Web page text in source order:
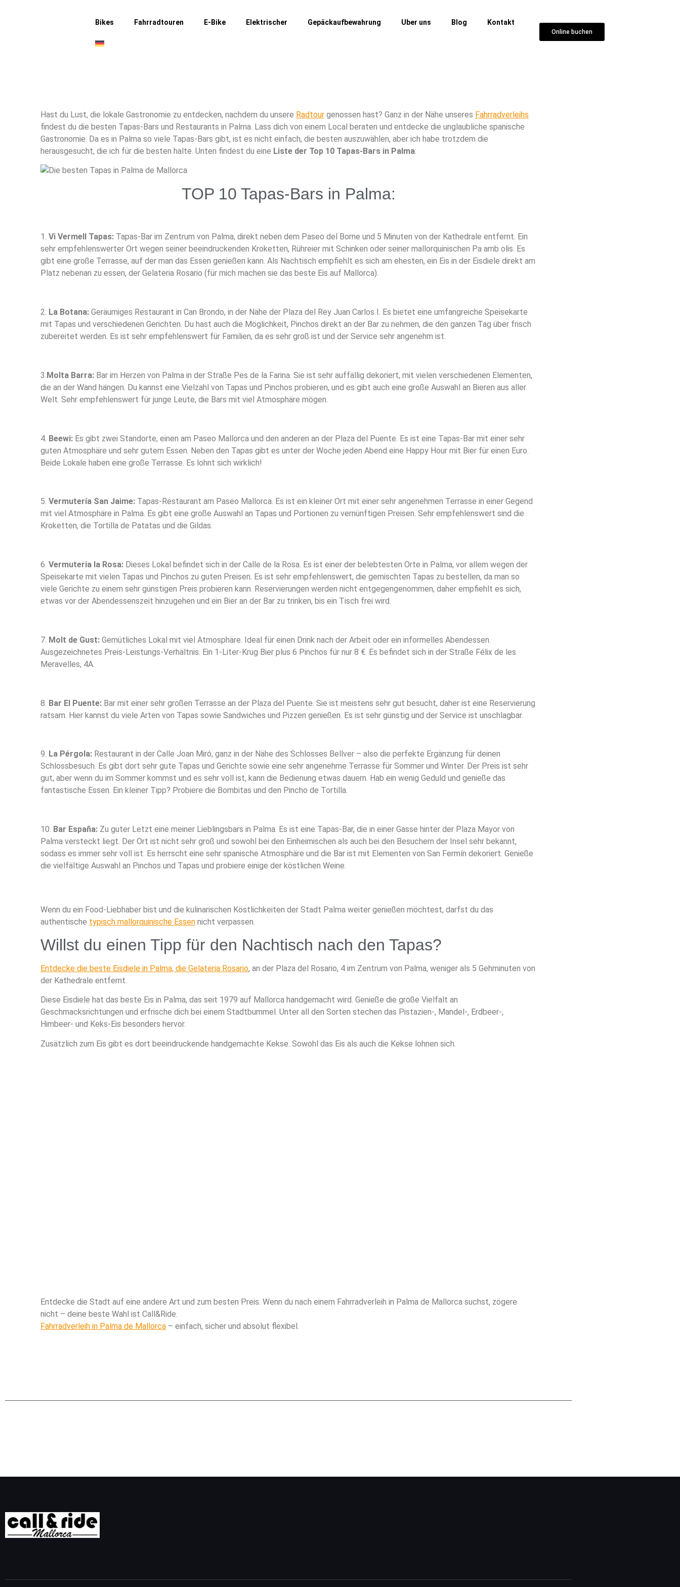
Bikes Fahrradtouren E-Bike Elektrischer Gepäckaufbewahrung Uber uns Blog Kontakt
Online buchen
Hast du Lust, die lokale Gastronomie zu entdecken, nachdem du unsere Radtour genossen hast? Ganz in der Nähe unseres Fahrradverleihs
findest du die besten Tapas-Bars und Restaurants in Palma. Lass dich von einem Local beraten und entdecke die unglaubliche spanische
Gastronomie. Da es in Palma so viele Tapas-Bars gibt, ist es nicht einfach, die besten auszuwählen, aber ich habe trotzdem die
herausgesucht, die ich für die besten halte. Unten findest du eine Liste der Top 10 Tapas-Bars in Palma:
TOP 10 Tapas-Bars in Palma:
1. Vi Vermell Tapas: Tapas-Bar im Zentrum von Palma, direkt neben dem Paseo del Borne und 5 Minuten von der Kathedrale entfernt. Ein
sehr empfehlenswerter Ort wegen seiner beeindruckenden Kroketten, Rühreier mit Schinken oder seiner mallorquinischen Pa amb olis. Es
gibt eine große Terrasse, auf der man das Essen genießen kann. Als Nachtisch empfiehlt es sich am ehesten, ein Eis in der Eisdiele direkt am
Platz nebenan zu essen, der Gelateria Rosario (für mich machen sie das beste Eis auf Mallorca).
2. La Botana: Geräumiges Restaurant in Can Brondo, in der Nähe der Plaza del Rey Juan Carlos I. Es bietet eine umfangreiche Speisekarte
mit Tapas und verschiedenen Gerichten. Du hast auch die Möglichkeit, Pinchos direkt an der Bar zu nehmen, die den ganzen Tag über frisch
zubereitet werden. Es ist sehr empfehlenswert für Familien, da es sehr groß ist und der Service sehr angenehm ist.
3. Molta Barra: Bar im Herzen von Palma in der Straße Pes de la Farina. Sie ist sehr auffällig dekoriert, mit vielen verschiedenen Elementen,
die an der Wand hängen. Du kannst eine Vielzahl von Tapas und Pinchos probieren, und es gibt auch eine große Auswahl an Bieren aus aller
Welt. Sehr empfehlenswert für junge Leute, die Bars mit viel Atmosphäre mögen.
4. Beewi: Es gibt zwei Standorte, einen am Paseo Mallorca und den anderen an der Plaza del Puente. Es ist eine Tapas-Bar mit einer sehr
guten Atmosphäre und sehr gutem Essen. Neben den Tapas gibt es unter der Woche jeden Abend eine Happy Hour mit Bier für einen Euro.
Beide Lokale haben eine große Terrasse. Es lohnt sich wirklich!
5. Vermutería San Jaime: Tapas-Restaurant am Paseo Mallorca. Es ist ein kleiner Ort mit einer sehr angenehmen Terrasse in einer Gegend
mit viel Atmosphäre in Palma. Es gibt eine große Auswahl an Tapas und Portionen zu vernünftigen Preisen. Sehr empfehlenswert sind die
Kroketten, die Tortilla de Patatas und die Gildas.
6. Vermuteria la Rosa: Dieses Lokal befindet sich in der Calle de la Rosa. Es ist einer der belebtesten Orte in Palma, vor allem wegen der
Speisekarte mit vielen Tapas und Pinchos zu guten Preisen. Es ist sehr empfehlenswert, die gemischten Tapas zu bestellen, da man so
viele Gerichte zu einem sehr günstigen Preis probieren kann. Reservierungen werden nicht entgegengenommen, daher empfiehlt es sich,
etwas vor der Abendessenszeit hinzugehen und ein Bier an der Bar zu trinken, bis ein Tisch frei wird.
7. Molt de Gust: Gemütliches Lokal mit viel Atmosphäre. Ideal für einen Drink nach der Arbeit oder ein informelles Abendessen.
Ausgezeichnetes Preis-Leistungs-Verhältnis. Ein 1-Liter-Krug Bier plus 6 Pinchos für nur 8 €. Es befindet sich in der Straße Félix de les
Meravelles, 4A.
8. Bar El Puente: Bar mit einer sehr großen Terrasse an der Plaza del Puente. Sie ist meistens sehr gut besucht, daher ist eine Reservierung
ratsam. Hier kannst du viele Arten von Tapas sowie Sandwiches und Pizzen genießen. Es ist sehr günstig und der Service ist unschlagbar.
9. La Pérgola: Restaurant in der Calle Joan Miró, ganz in der Nähe des Schlosses Bellver – also die perfekte Ergänzung für deinen
Schlossbesuch. Es gibt dort sehr gute Tapas und Gerichte sowie eine sehr angenehme Terrasse für Sommer und Winter. Der Preis ist sehr
gut, aber wenn du im Sommer kommst und es sehr voll ist, kann die Bedienung etwas dauern. Hab ein wenig Geduld und genieße das
fantastische Essen. Ein kleiner Tipp? Probiere die Bombitas und den Pincho de Tortilla.
10. Bar España: Zu guter Letzt eine meiner Lieblingsbars in Palma. Es ist eine Tapas-Bar, die in einer Gasse hinter der Plaza Mayor von
Palma versteckt liegt. Der Ort ist nicht sehr groß und sowohl bei den Einheimischen als auch bei den Besuchern der Insel sehr bekannt,
sodass es immer sehr voll ist. Es herrscht eine sehr spanische Atmosphäre und die Bar ist mit Elementen von San Fermín dekoriert. Genieße
die vielfältige Auswahl an Pinchos und Tapas und probiere einige der köstlichen Weine.
Wenn du ein Food-Liebhaber bist und die kulinarischen Köstlichkeiten der Stadt Palma weiter genießen möchtest, darfst du das
authentische typisch mallorquinische Essen nicht verpassen.
Willst du einen Tipp für den Nachtisch nach den Tapas?
Entdecke die beste Eisdiele in Palma, die Gelateria Rosario, an der Plaza del Rosario, 4 im Zentrum von Palma, weniger als 5 Gehminuten von
der Kathedrale entfernt.
Diese Eisdiele hat das beste Eis in Palma, das seit 1979 auf Mallorca handgemacht wird. Genieße die große Vielfalt an
Geschmacksrichtungen und erfrische dich bei einem Stadtbummel. Unter all den Sorten stechen das Pistazien-, Mandel-, Erdbeer-,
Himbeer- und Keks-Eis besonders hervor.
Zusätzlich zum Eis gibt es dort beeindruckende handgemachte Kekse. Sowohl das Eis als auch die Kekse lohnen sich.
Entdecke die Stadt auf eine andere Art und zum besten Preis. Wenn du nach einem Fahrradverleih in Palma de Mallorca suchst, zögere
nicht – deine beste Wahl ist Call&Ride.
Fahrradverleih in Palma de Mallorca – einfach, sicher und absolut flexibel.